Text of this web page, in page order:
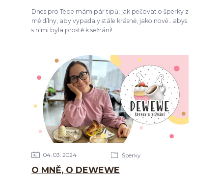
Dnes pro Tebe mám pár tipů, jak pečovat o šperky z
mé dílny, aby vypadaly stále krásně, jako nové...abys
s nimi byla prostě k sežrání!
04 03 2024 Šperky
O MNĚ, O DEWEWE